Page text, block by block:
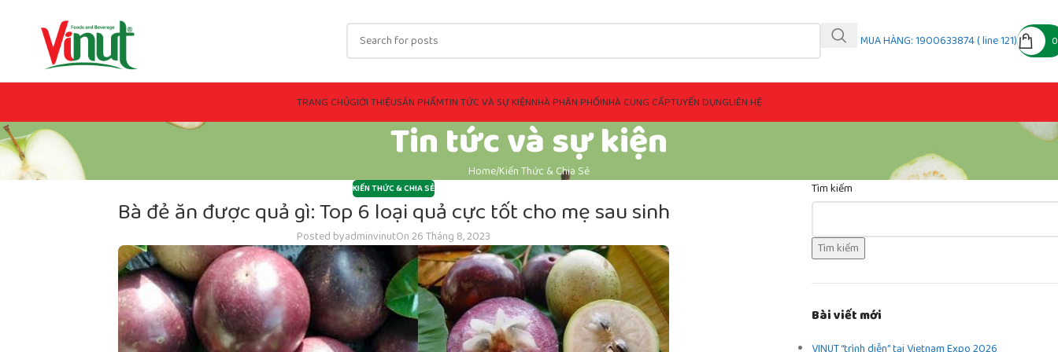
MUA HÀNG: 1900633874 ( line 121)
TRANG CHỦGIỚI THIỆUSẢN PHẨMTIN TỨC VÀ SỰ KIỆNNHÀ PHÂN PHỐINHÀ CUNG CẤPTUYỂN DỤNGLIÊN HỆ
Tin tức và sự kiện
HomeKiến Thức & Chia Sẻ
KIẾN THỨC & CHIA SẺ
Bà đẻ ăn được quả gì: Top 6 loại quả cực tốt cho mẹ sau sinh
Posted byadminvinutOn 26 Tháng 8, 2023
Tìm kiếm
Tìm kiếm
Bài viết mới